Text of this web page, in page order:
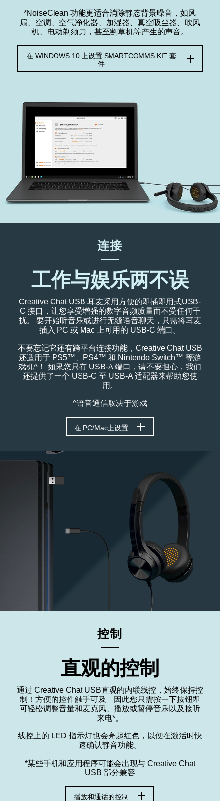
*NoiseClean 功能更适合消除静态背景噪音，如风
扇、空调、空气净化器、加湿器、真空吸尘器、吹风
机、电动剃须刀，甚至割草机等产生的声音。
在 WINDOWS 10 上设置 SMARTCOMMS KIT 套
件
连接
工作与娱乐两不误
Creative Chat USB 耳麦采用方便的即插即用式USB-
C 接口，让您享受增强的数字音频质量而不受任何干
扰。 要开始听音乐或进行无缝语音聊天，只需将耳麦
插入 PC 或 Mac 上可用的 USB-C 端口。
不要忘记它还有跨平台连接功能，Creative Chat USB
还适用于 PS5™、PS4™ 和 Nintendo Switch™ 等游
戏机^！ 如果您只有 USB-A 端口，请不要担心，我们
还提供了一个 USB-C 至 USB-A 适配器来帮助您使
用。
^语音通信取决于游戏
在 PC/Mac上设置
控制
直观的控制
通过 Creative Chat USB直观的内联线控，始终保持控
制！方便的控件触手可及，因此您只需按一下按钮即
可轻松调整音量和麦克风、播放或暂停音乐以及接听
来电*。
线控上的 LED 指示灯也会亮起红色，以便在激活时快
速确认静音功能。
*某些手机和应用程序可能会出现与 Creative Chat
USB 部分兼容
播放和通话的控制